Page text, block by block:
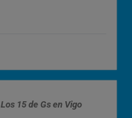
Los 15 de Gs en Vigo